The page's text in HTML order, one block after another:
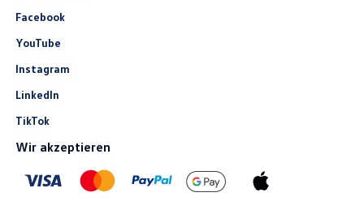
Facebook
YouTube
Instagram
LinkedIn
TikTok
Wir akzeptieren